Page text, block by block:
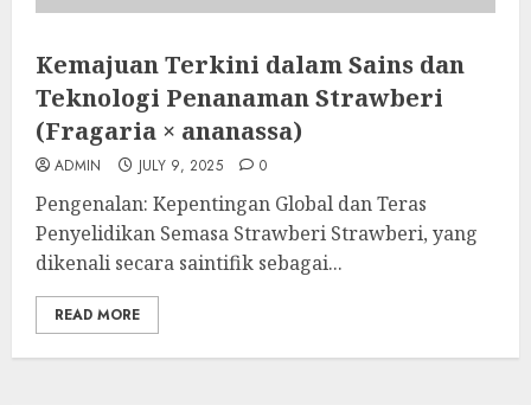
Kemajuan Terkini dalam Sains dan
Teknologi Penanaman Strawberi
(Fragaria × ananassa)
ADMIN JULY 9, 2025 0
Pengenalan: Kepentingan Global dan Teras
Penyelidikan Semasa Strawberi Strawberi, yang
dikenali secara saintifik sebagai...
READ MORE